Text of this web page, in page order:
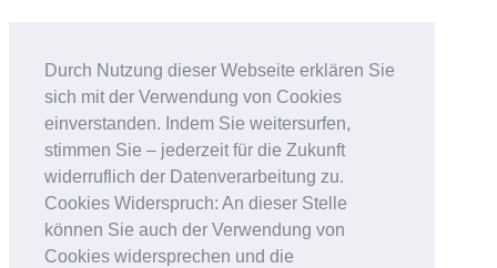
Durch Nutzung dieser Webseite erklären Sie
sich mit der Verwendung von Cookies
einverstanden. Indem Sie weitersurfen,
stimmen Sie – jederzeit für die Zukunft
widerruflich der Datenverarbeitung zu.
Cookies Widerspruch: An dieser Stelle
können Sie auch der Verwendung von
Cookies widersprechen und die